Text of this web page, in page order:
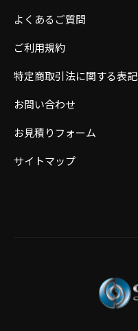
よくあるご質問
ご利用規約
特定商取引法に関する表記
お問い合わせ
お見積りフォーム
サイトマップ